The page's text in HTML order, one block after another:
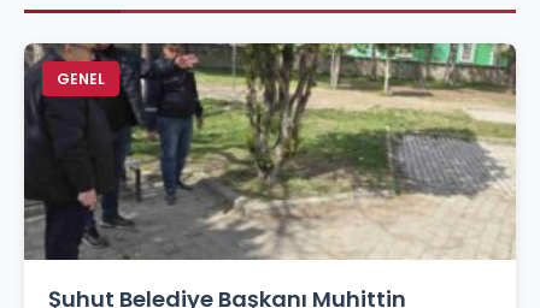
GENEL
Şuhut Belediye Başkanı Muhittin